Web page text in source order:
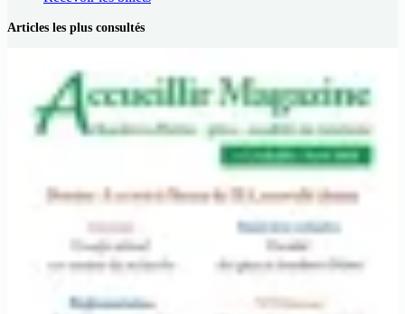
Articles les plus consultés